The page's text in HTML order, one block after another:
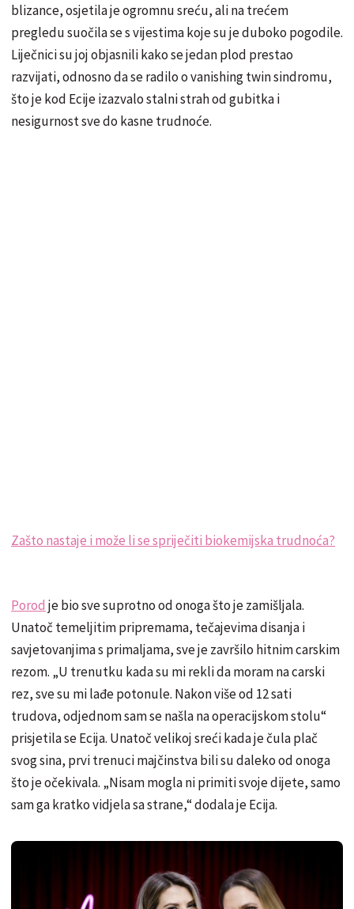
blizance, osjetila je ogromnu sreću, ali na trećem
pregledu suočila se s vijestima koje su je duboko pogodile.
Liječnici su joj objasnili kako se jedan plod prestao
razvijati, odnosno da se radilo o vanishing twin sindromu,
što je kod Ecije izazvalo stalni strah od gubitka i
nesigurnost sve do kasne trudnoće.
Zašto nastaje i može li se spriječiti biokemijska trudnoća?
Porod je bio sve suprotno od onoga što je zamišljala.
Unatoč temeljitim pripremama, tečajevima disanja i
savjetovanjima s primaljama, sve je završilo hitnim carskim
rezom. „U trenutku kada su mi rekli da moram na carski
rez, sve su mi lađe potonule. Nakon više od 12 sati
trudova, odjednom sam se našla na operacijskom stolu“
prisjetila se Ecija. Unatoč velikoj sreći kada je čula plač
svog sina, prvi trenuci majčinstva bili su daleko od onoga
što je očekivala. „Nisam mogla ni primiti svoje dijete, samo
sam ga kratko vidjela sa strane,“ dodala je Ecija.